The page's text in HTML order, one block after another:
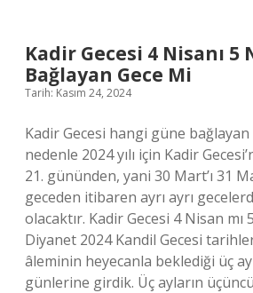
Kadir Gecesi 4 Nisanı 5
Bağlayan Gece Mi
Tarih: Kasım 24, 2024
Kadir Gecesi hangi güne bağlayan
nedenle 2024 yılı için Kadir
21. gününden, yani 30 Mart’ı 31
geceden itibaren ayrı ayrı
olacaktır. Kadir Gecesi 4 Nisan mı
Diyanet 2024 Kandil Gecesi
âleminin heyecanla beklediği üç
günlerine girdik. Üç ayların